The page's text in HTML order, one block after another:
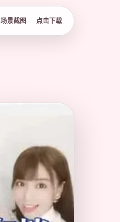
场景截图 点击下载